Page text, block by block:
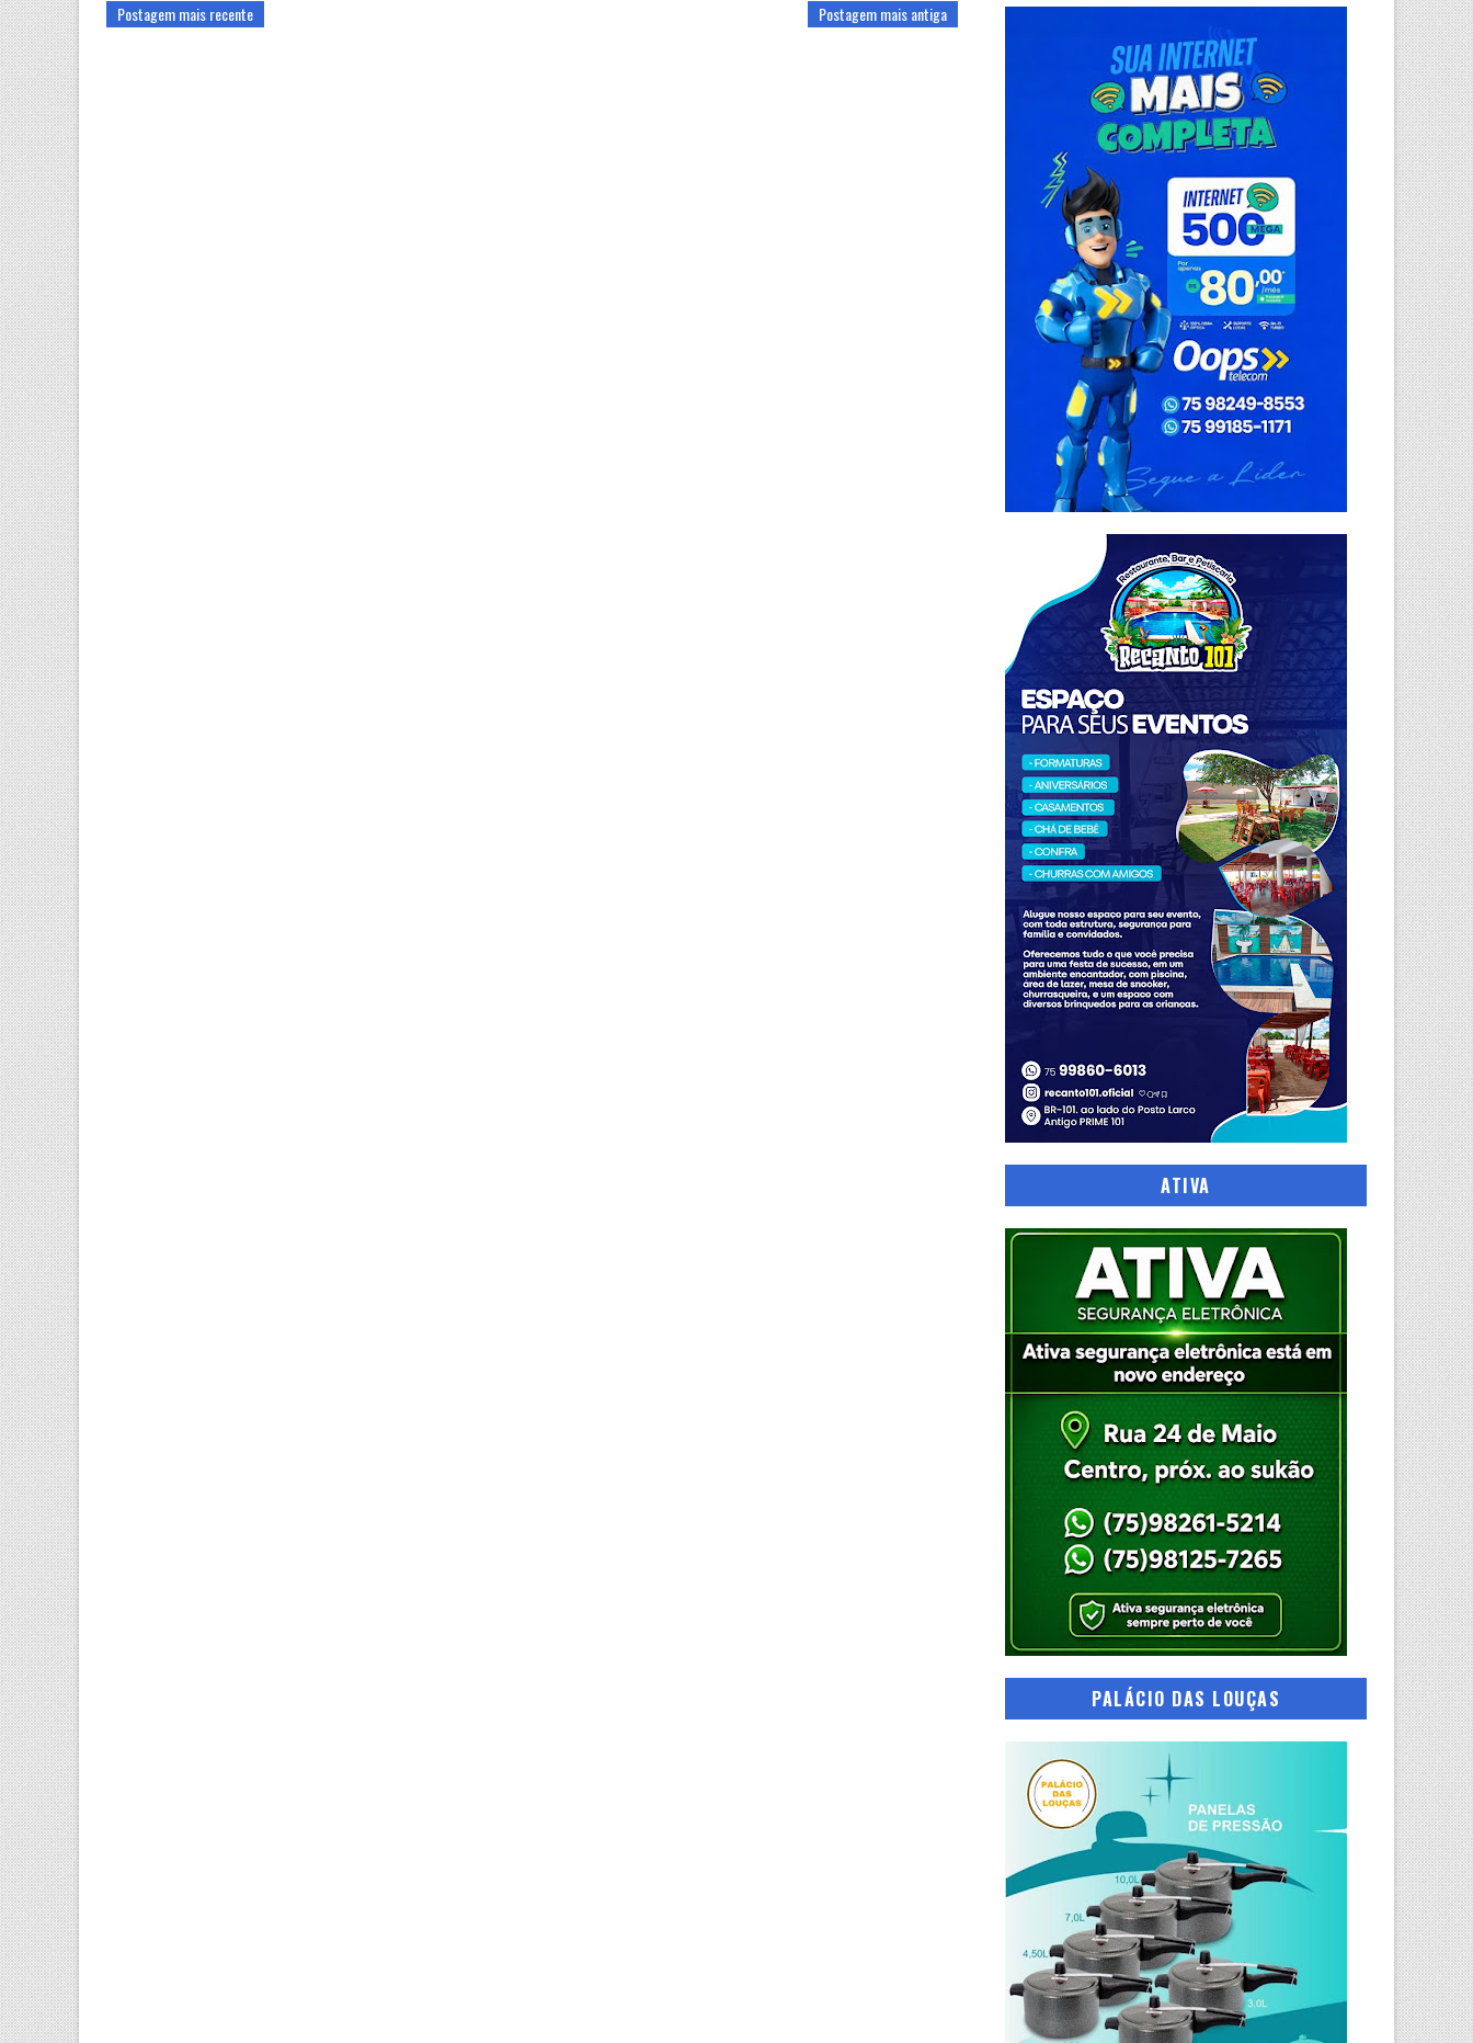
Postagem mais recente Postagem mais antiga
ATIVA
PALÁCIO DAS LOUÇAS